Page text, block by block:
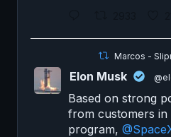
Marcos -
Elon Musk
Based on strong
from customers in
program,